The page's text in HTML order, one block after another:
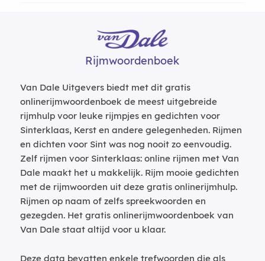
Rijmwoordenboek
Van Dale Uitgevers biedt met dit gratis
onlinerijmwoordenboek de meest uitgebreide
rijmhulp voor leuke rijmpjes en gedichten voor
Sinterklaas, Kerst en andere gelegenheden. Rijmen
en dichten voor Sint was nog nooit zo eenvoudig.
Zelf rijmen voor Sinterklaas: online rijmen met Van
Dale maakt het u makkelijk. Rijm mooie gedichten
met de rijmwoorden uit deze gratis onlinerijmhulp.
Rijmen op naam of zelfs spreekwoorden en
gezegden. Het gratis onlinerijmwoordenboek van
Van Dale staat altijd voor u klaar.
Deze data bevatten enkele trefwoorden die als